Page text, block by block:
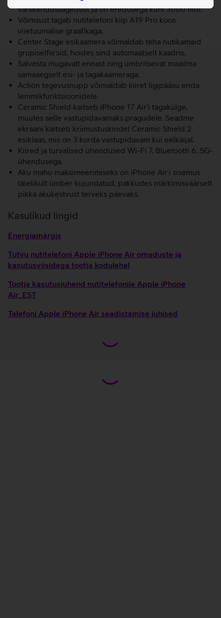
värskendussagedust ja on eredusega kuni 3000 nitti.
Võimsust tagab nutitelefoni kiip A19 Pro koos
viietuumalise graafikaga.
Center Stage esikaamera võimaldab teha nutikamaid
grupiselfie’sid, hoides sind automaatselt kaadris.
Salvesta mugavalt ennast ning ümbritsevat maailma
samaaegselt esi- ja tagakaameraga.
Action tegevusnupp võimaldab kiiret ligipääsu enda
lemmikfunktsioonidele.
Ceramic Shield kaitseb iPhone 17 Air’i tagakülge,
muutes selle vastupidavamaks pragudele. Seadme
ekraani kaitseb kriimustuskindel Ceramic Shield 2
esiklaas, mis on 3 korda vastupidavam kui eelkäijal.
Kiired ja turvalised ühendused Wi-Fi 7, Bluetooth 6, 5G-
ühendusega.
Aku mahu maksimeerimiseks on iPhone Air’i sisemus
täielikult ümber kujundatud, pakkudes märkimisväärselt
pikka akukestvust terveks päevaks.
Kasulikud lingid
Energiamärgis
Tutvu nutitelefoni Apple iPhone Air omaduste ja
kasutusviisidega tootja kodulehel
Tootja kasutusjuhend nutitelefonile Apple iPhone
Air_EST
Telefoni Apple iPhone Air seadistamise juhised